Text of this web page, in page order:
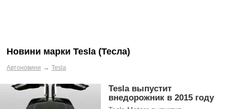
Новини марки Tesla (Тесла)
Автоновини → Tesla
Tesla выпустит
внедорожник в 2015 году